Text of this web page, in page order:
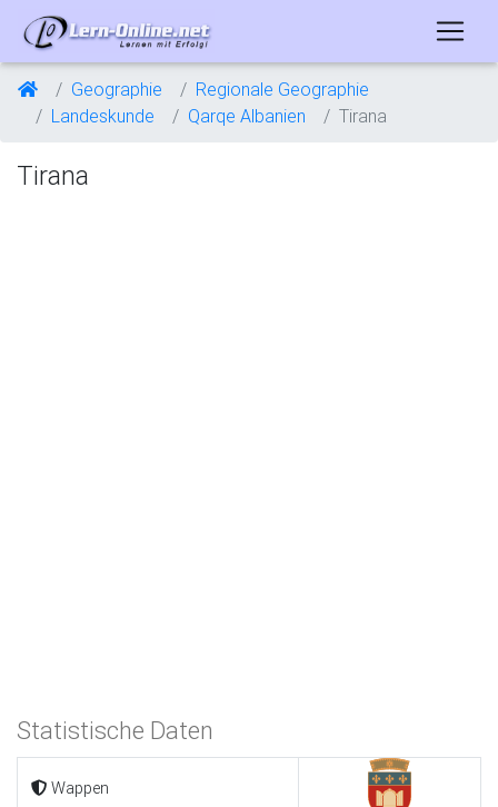
Geographie
Regionale Geographie
Landeskunde
Qarqe Albanien Tirana
Tirana
Statistische Daten
Wappen